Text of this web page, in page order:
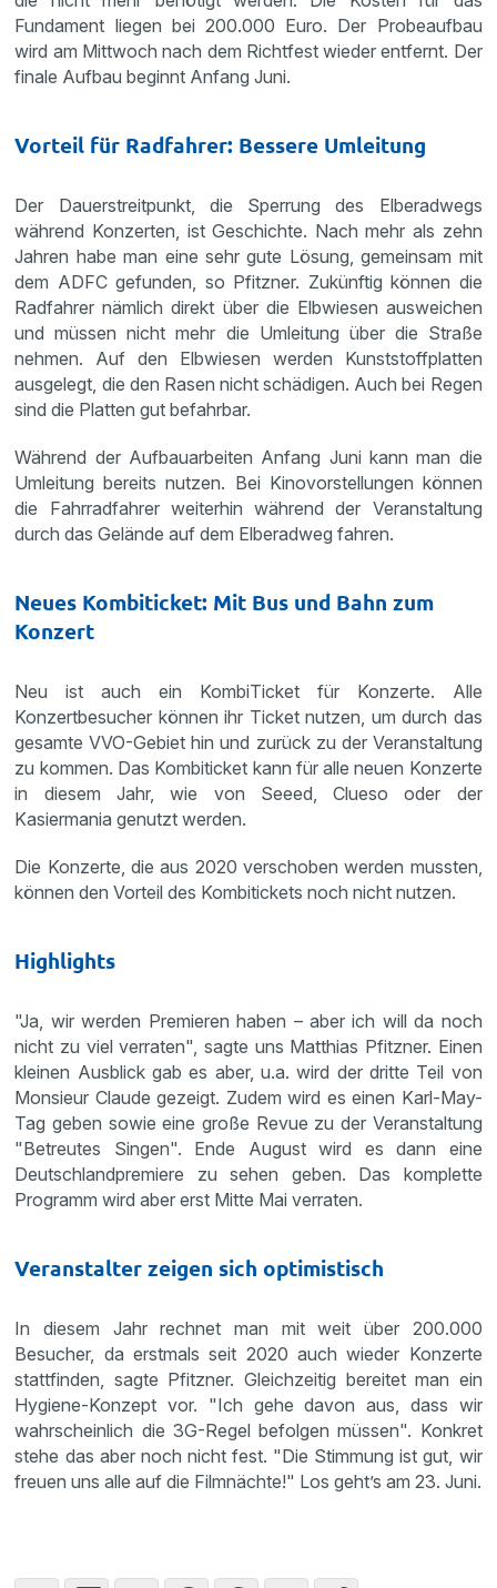
Fundament liegen bei 200.000 Euro. Der Probeaufbau
wird am Mittwoch nach dem Richtfest wieder entfernt. Der
finale Aufbau beginnt Anfang Juni.
Vorteil für Radfahrer: Bessere Umleitung
Der Dauerstreitpunkt, die Sperrung des Elberadwegs
während Konzerten, ist Geschichte. Nach mehr als zehn
Jahren habe man eine sehr gute Lösung, gemeinsam mit
dem ADFC gefunden, so Pfitzner. Zukünftig können die
Radfahrer nämlich direkt über die Elbwiesen ausweichen
und müssen nicht mehr die Umleitung über die Straße
nehmen. Auf den Elbwiesen werden Kunststoffplatten
ausgelegt, die den Rasen nicht schädigen. Auch bei Regen
sind die Platten gut befahrbar.
Während der Aufbauarbeiten Anfang Juni kann man die
Umleitung bereits nutzen. Bei Kinovorstellungen können
die Fahrradfahrer weiterhin während der Veranstaltung
durch das Gelände auf dem Elberadweg fahren.
Neues Kombiticket: Mit Bus und Bahn zum
Konzert
Neu ist auch ein KombiTicket für Konzerte. Alle
Konzertbesucher können ihr Ticket nutzen, um durch das
gesamte VVO-Gebiet hin und zurück zu der Veranstaltung
zu kommen. Das Kombiticket kann für alle neuen Konzerte
in diesem Jahr, wie von Seeed, Clueso oder der
Kasiermania genutzt werden.
Die Konzerte, die aus 2020 verschoben werden mussten,
können den Vorteil des Kombitickets noch nicht nutzen.
Highlights
"Ja, wir werden Premieren haben – aber ich will da noch
nicht zu viel verraten", sagte uns Matthias Pfitzner. Einen
kleinen Ausblick gab es aber, u.a. wird der dritte Teil von
Monsieur Claude gezeigt. Zudem wird es einen Karl-May-
Tag geben sowie eine große Revue zu der Veranstaltung
"Betreutes Singen". Ende August wird es dann eine
Deutschlandpremiere zu sehen geben. Das komplette
Programm wird aber erst Mitte Mai verraten.
Veranstalter zeigen sich optimistisch
In diesem Jahr rechnet man mit weit über 200.000
Besucher, da erstmals seit 2020 auch wieder Konzerte
stattfinden, sagte Pfitzner. Gleichzeitig bereitet man ein
Hygiene-Konzept vor. "Ich gehe davon aus, dass wir
wahrscheinlich die 3G-Regel befolgen müssen". Konkret
stehe das aber noch nicht fest. "Die Stimmung ist gut, wir
freuen uns alle auf die Filmnächte!" Los geht’s am 23. Juni.